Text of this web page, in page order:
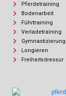
Pferdetraining
Bodenarbeit
Führtraining
Verladetraining
Gymnastizierung
Longieren
Freiheitsdressur